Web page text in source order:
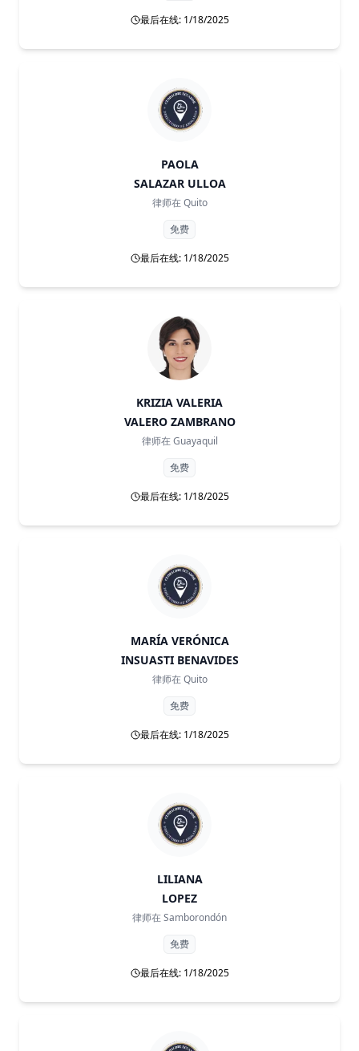
最后在线: 1/18/2025
PAOLA
SALAZAR ULLOA
律师在 Quito
免费
最后在线: 1/18/2025
KRIZIA VALERIA
VALERO ZAMBRANO
律师在 Guayaquil
免费
最后在线: 1/18/2025
MARÍA VERÓNICA
INSUASTI BENAVIDES
律师在 Quito
免费
最后在线: 1/18/2025
LILIANA
LOPEZ
律师在Samborondón
免费
最后在线: 1/18/2025